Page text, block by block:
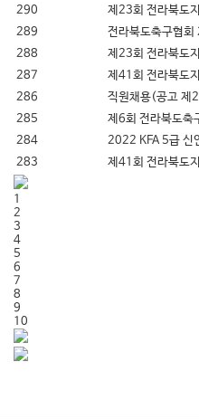
290
제23회 전라북도
289
전라북도축구협회
288
제23회 전라북도
287
제41회 전라북도
286
직원채용(공고
285
제6회 전라북도축
284
2022 KFA 5급 신
283
제41회 전라북도
1
2
3
4
5
6
7
8
9
10